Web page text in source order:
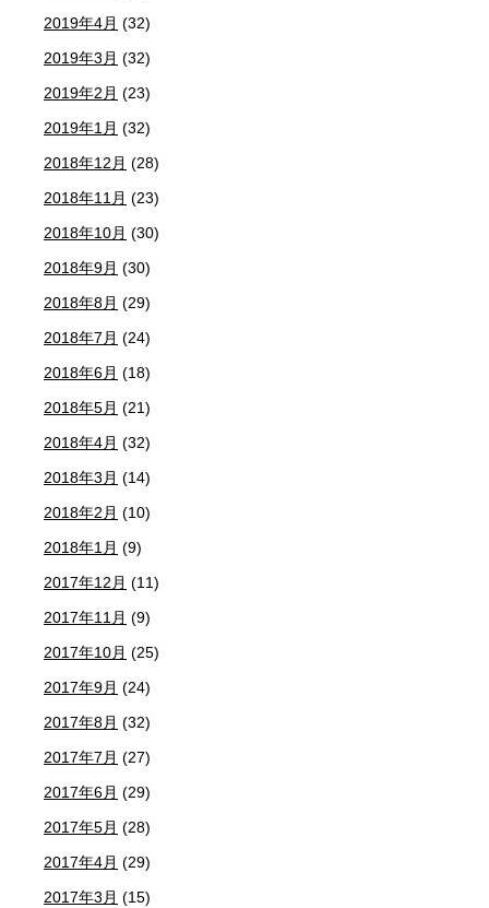
2019年4月 (32)
2019年3月 (32)
2019年2月 (23)
2019年1月 (32)
2018年12月 (28)
2018年11月 (23)
2018年10月 (30)
2018年9月 (30)
2018年8月 (29)
2018年7月 (24)
2018年6月 (18)
2018年5月 (21)
2018年4月 (32)
2018年3月 (14)
2018年2月 (10)
2018年1月 (9)
2017年12月 (11)
2017年11月 (9)
2017年10月 (25)
2017年9月 (24)
2017年8月 (32)
2017年7月 (27)
2017年6月 (29)
2017年5月 (28)
2017年4月 (29)
2017年3月 (15)